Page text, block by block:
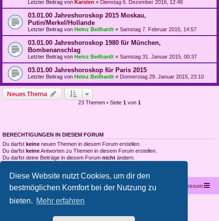
Diese Website nutzt Cookies, um dir den
bestmöglichen Komfort bei der Nutzung zu
bieten. Mehr erfahren
Letzter Beitrag von Karsten « Dienstag 6. Dezember 2016, 12:48
03.01.00 Jahreshoroskop 2015 Moskau,
Putin/Merkel/Hollande
Letzter Beitrag von Heinz Beilhardt « Samstag 7. Februar 2015, 14:57
03.01.00 Jahreshoroskop 1980 für München,
Bombenanschlag
Letzter Beitrag von Heinz Beilhardt « Samstag 31. Januar 2015, 00:37
03.01.00 Jahreshoroskop für Paris 2015
Letzter Beitrag von Heinz Beilhardt « Donnerstag 29. Januar 2015, 23:10
Neues Thema
23 Themen • Seite 1 von 1
BERECHTIGUNGEN IN DIESEM FORUM
Du darfst keine neuen Themen in diesem Forum erstellen.
Du darfst keineAntworten zu Themen in diesem Forum erstellen.
Du darfst deine Beiträge in diesem Forum nicht ändern.
Startseite Portal Foren-Übersicht Impressum
Kontakt
Copyright © 2012 - 2026 All rights reserved.